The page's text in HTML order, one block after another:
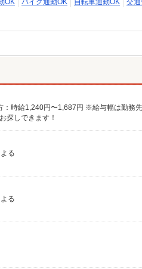
OK バイク通勤OK 自転車通勤OK
交
探しできます！
る
る